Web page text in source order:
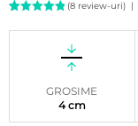
(8 review-uri) |
GROSIME
4 cm